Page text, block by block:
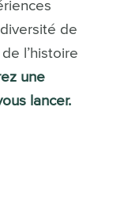
de
l’histoire
une
lancer.